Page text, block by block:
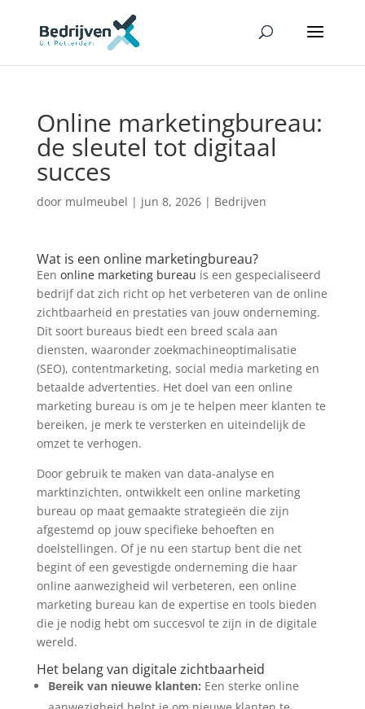
Online marketingbureau:
de sleutel tot digitaal
succes
door mulmeubel | jun 8, 2026| Bedrijven
Wat is een online marketingbureau?
Een online marketing bureau is een gespecialiseerd
bedrijf dat zich richt op het verbeteren van de online
zichtbaarheid en prestaties van jouw onderneming.
Dit soort bureaus biedt een breed scala aan
diensten, waaronder zoekmachineoptimalisatie
(SEO), contentmarketing, social media marketing en
betaalde advertenties. Het doel van een online
marketing bureau is om je te helpen meer klanten te
bereiken, je merk te versterken en uiteindelijk de
omzet te verhogen.
Door gebruik te maken van data-analyse en
marktinzichten, ontwikkelt een online marketing
bureau op maat gemaakte strategieën die zijn
afgestemd op jouw specifieke behoeften en
doelstellingen. Of je nu een startup bent die net
begint of een gevestigde onderneming die haar
online aanwezigheid wil verbeteren, een online
marketing bureau kan de expertise en tools bieden
die je nodig hebt om succesvol te zijn in de digitale
wereld.
Het belang van digitale zichtbaarheid
Bereik van nieuwe klanten: Een sterke online